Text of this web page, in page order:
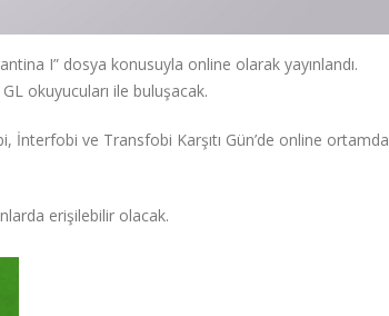
I” dosya konusuyla online olarak yayınlandı.
okuyucuları ile buluşacak.
İnterfobi ve Transfobi Karşıtı Gün’de online ortamda
erişilebilir olacak.